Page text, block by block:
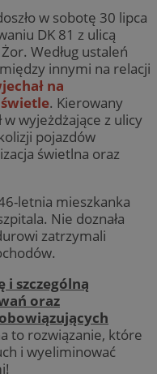
w sobotę 30 lipca
DK 81 z ulicą
Według ustaleń
innymi na relacji
na
. Kierowany
wyjeżdżające z ulicy
pojazdów
świetlna oraz
letnia mieszkanka
Nie doznała
zatrzymali
i szczególną
oraz
to rozwiązanie, które
i wyeliminować